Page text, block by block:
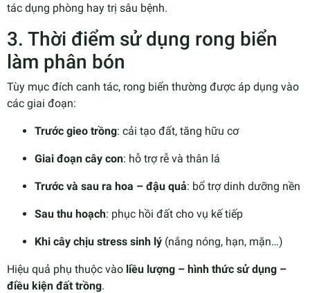
tác dụng phòng hay trị sâu bệnh.
3. Thời điểm sử dụng rong biển
làm phân bón
Tùy mục đích canh tác, rong biển thường được áp dụng vào
các giai đoạn:
Trước gieo trồng: cải tạo đất, tăng hữu cơ
Giai đoạn cây con: hỗ trợ rễ và thân lá
Trước và sau ra hoa – đậu quả: bổ trợ dinh dưỡng nền
Sau thu hoạch: phục hồi đất cho vụ kế tiếp
Khi cây chịu stress sinh lý (nắng nóng, hạn, mặn…)
Hiệu quả phụ thuộc vào liều lượng – hình thức sử dụng –
điều kiện đất trồng.